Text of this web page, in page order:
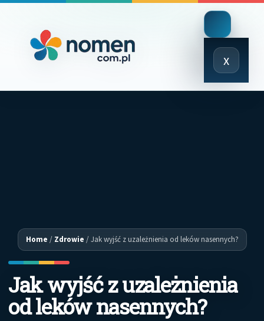
x
Close
Menu
Home / Zdrowie /Jak wyjść z uzależnienia od leków nasennych?
Jak wyjść z uzależnienia
od leków nasennych?